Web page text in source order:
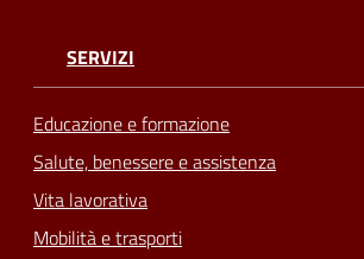
SERVIZI
Educazione e formazione
Salute, benessere e assistenza
Vita lavorativa
Mobilità e trasporti